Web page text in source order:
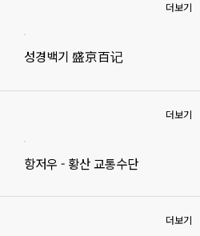
성경백기 盛京百记
더보기
항저우 - 황산 교통수단
더보기
더보기